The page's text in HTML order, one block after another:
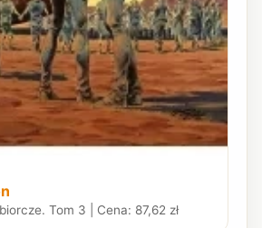
Tom 3 | Cena: 87,62 zł